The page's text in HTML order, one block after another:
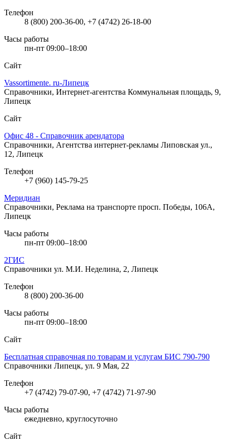
Телефон
8 (800) 200-36-00, +7 (4742) 26-18-00
Часы работы
пн-пт 09:00–18:00
Сайт
Vassortimente. ru-Липецк
Справочники, Интернет-агентства Коммунальная площадь, 9,
Липецк
Сайт
Офис 48 - Справочник арендатора
Справочники, Агентства интернет-рекламы Липовская ул.,
12, Липецк
Телефон
+7 (960) 145-79-25
Меридиан
Справочники, Реклама на транспорте просп. Победы, 106А,
Липецк
Часы работы
пн-пт 09:00–18:00
2ГИС
Справочники ул. М.И. Неделина, 2, Липецк
Телефон
8 (800) 200-36-00
Часы работы
пн-пт 09:00–18:00
Сайт
Бесплатная справочная по товарам и услугам БИС 790-790
Справочники Липецк, ул. 9 Мая, 22
Телефон
+7 (4742) 79-07-90, +7 (4742) 71-97-90
Часы работы
ежедневно, круглосуточно
Сайт